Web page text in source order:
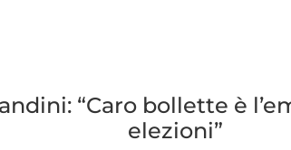
“Caro bollette è
elezioni”